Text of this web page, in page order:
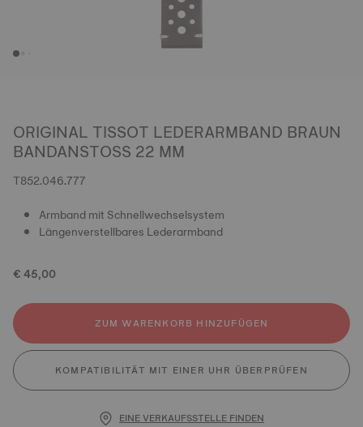
ORIGINAL TISSOT LEDERARMBAND BRAUN
BANDANSTOSS 22 MM
T852.046.777
Armband mit Schnellwechselsystem
Längenverstellbares Lederarmband
€ 45,00
ZUM WARENKORB HINZUFÜGEN
KOMPATIBILITÄT MIT EINER UHR ÜBERPRÜFEN
EINE VERKAUFSSTELLE FINDEN